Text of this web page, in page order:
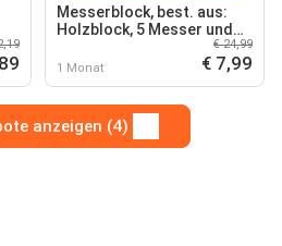
Messerblock, best. aus:
Holzblock, 5 Messer und
1 Monat
€ 24,99
€ 7,99
anzeigen (4)